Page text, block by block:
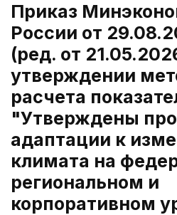
Приказ
России от
(ред. от
утверждении
расчета
"Утверждены
адаптации к
климата на
региональном и
корпоративном